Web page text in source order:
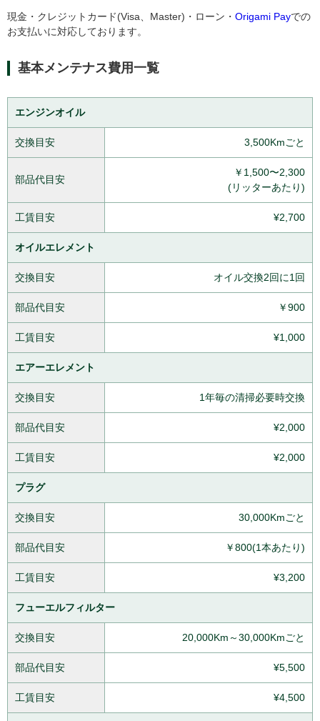
現金・クレジットカード(Visa、Master)・ローン・ Origami Payでの
お支払いに対応しております。
基本メンテナス費用一覧
エンジンオイル
交換目安 3,500Kmごと
部品代目安
￥1,500〜2,300
(リッターあたり)
工賃目安 ¥2,700
オイルエレメント
交換目安 オイル交換2回に1回
部品代目安 ￥900
工賃目安 ¥1,000
エアーエレメント
交換目安 1年毎の清掃必要時交換
部品代目安 ¥2,000
工賃目安 ¥2,000
プラグ
交換目安 30,000Kmごと
部品代目安 ￥800(1本あたり)
工賃目安 ¥3,200
フューエルフィルター
交換目安 20,000Km～30,000Kmごと
部品代目安 ¥5,500
工賃目安 ¥4,500